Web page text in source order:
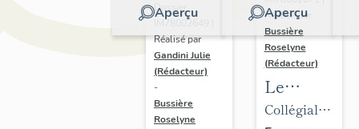
Aperçu
Dossier
IM78002649 |
Réalisé par
Gandini Julie
(Rédacteur)
-
Bussière
Roselyne
Aperçu
Réalisé par
Bussière
Roselyne
(Rédacteur)
Le
mobilier
Collégiale